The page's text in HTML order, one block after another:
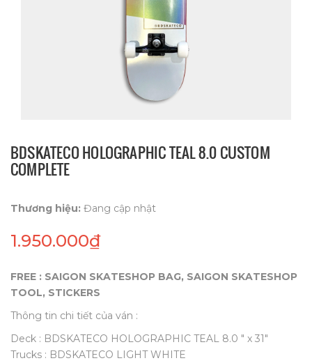
BDSKATECO HOLOGRAPHIC TEAL 8.0 CUSTOM
COMPLETE
Thương hiệu: Đang cập nhật
1.950.000₫
FREE : SAIGON SKATESHOP BAG, SAIGON SKATESHOP
TOOL, STICKERS
Thông tin chi tiết của ván :
Deck : BDSKATECO HOLOGRAPHIC TEAL 8.0 " x 31"
Trucks : BDSKATECO LIGHT WHITE